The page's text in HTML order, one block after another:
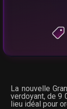
La nouvelle
verdoyant, de 9
lieu idéal pour